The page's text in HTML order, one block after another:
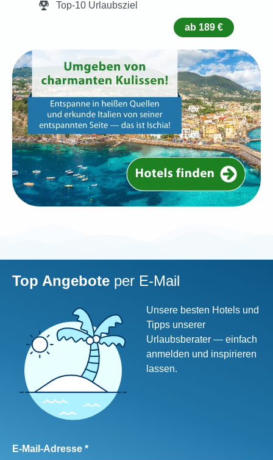
Top-10 Urlaubsziel
ab 189 €
Top Angebote per E-Mail
Unsere besten Hotels und
Tipps unserer
Urlaubsberater — einfach
anmelden und inspirieren
lassen.
E-Mail-Adresse *